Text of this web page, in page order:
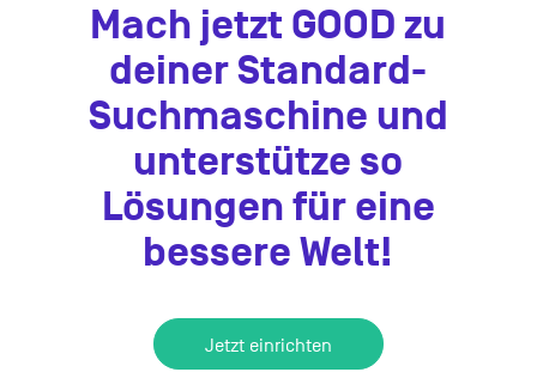
Mach jetzt GOOD zu
deiner Standard-
Suchmaschine und
unterstütze so
Lösungen für eine
bessere Welt!
Jetzt einrichten